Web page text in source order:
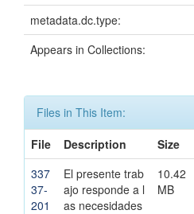
metadata.dc.type:
Appears in Collections:
Files in This Item:
File
Description Size
337
37-
201
El presente trab
ajo responde a l
as necesidades
10.42
MB